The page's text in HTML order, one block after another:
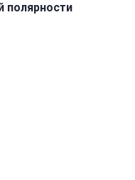
полярности